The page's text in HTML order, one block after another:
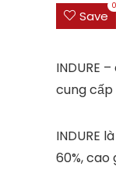
Save
0
INDURE
cung
INDURE
60%,